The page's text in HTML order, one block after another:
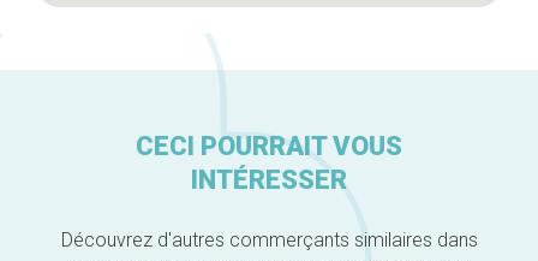
CECI POURRAIT VOUS
INTÉRESSER
Découvrez d'autres commerçants similaires dans